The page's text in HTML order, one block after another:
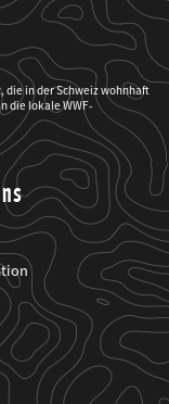
die in der Schweiz wohnhaft
die lokale WWF-